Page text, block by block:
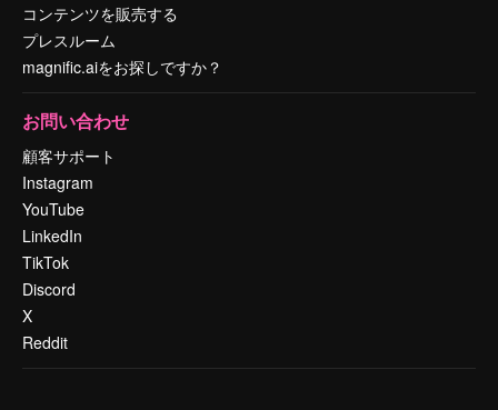
コンテンツを販売する
プレスルーム
magnific.aiをお探しですか？
お問い合わせ
顧客サポート
Instagram
YouTube
LinkedIn
TikTok
Discord
X
Reddit